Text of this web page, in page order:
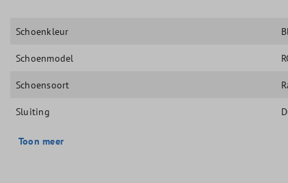
Schoenkleur
Schoenmodel
Schoensoort
Sluiting
Toon meer